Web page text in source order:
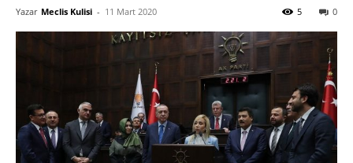
Yazar Meclis Kulisi - 11 Mart 2020 0
5